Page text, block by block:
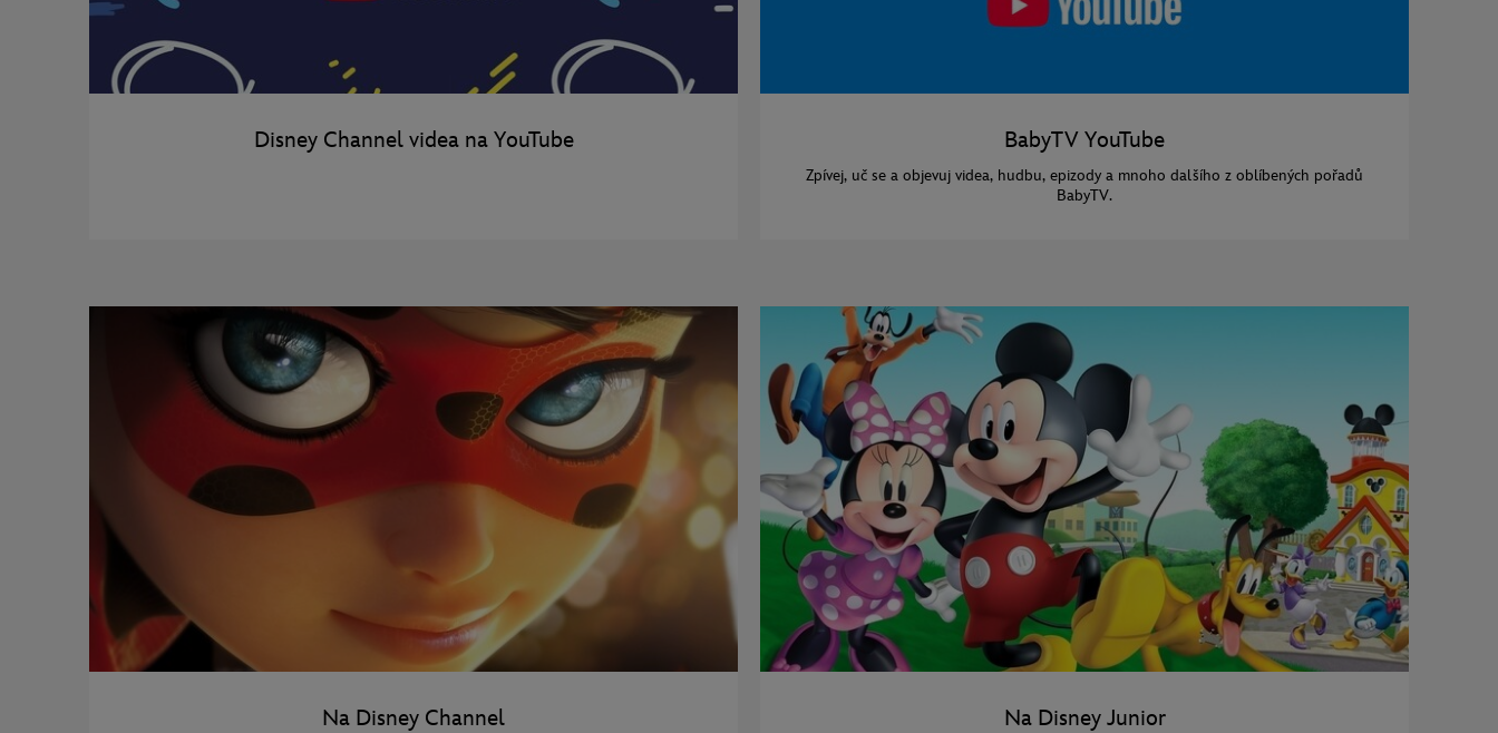
Disney Channel videa na YouTube BabyTV YouTube
Zpívej, uč se a objevuj videa, hudbu, epizody a mnoho dalšího z oblíbených pořadů
BabyTV.
Na Disney Channel Na Disney Junior